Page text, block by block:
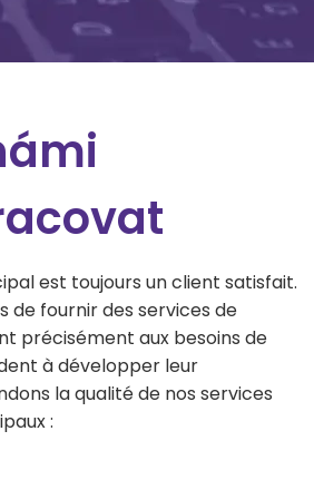
est toujours un client satisfait.
de fournir des services de
précisément aux besoins de
à développer leur
la qualité de nos services
: